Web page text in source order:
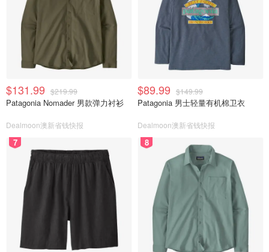
$131.99 $219.99
Patagonia Nomader 男款弹力衬衫
Dealmoon澳新省钱快报
$89.99 $149.99
Patagonia 男士轻量有机棉卫衣
Dealmoon澳新省钱快报
7 8